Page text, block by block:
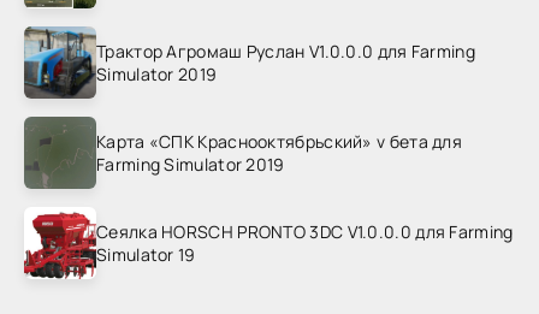
Трактор Агромаш Руслан V1.0.0.0 для Farming
Simulator 2019
Карта «СПК Краснооктябрьский» v бета для
Farming Simulator 2019
Сеялка HORSCH PRONTO 3DC V1.0.0.0 для Farming
Simulator 19